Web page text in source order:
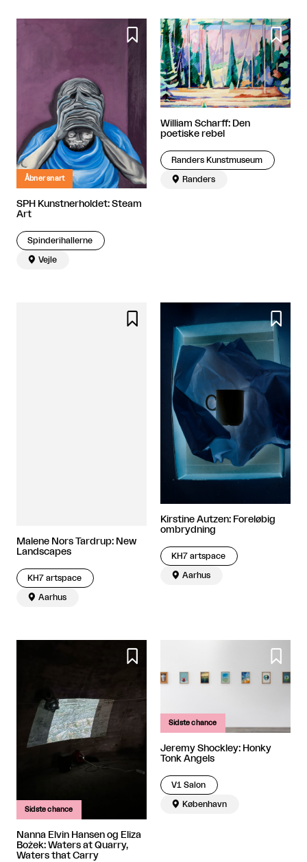

Åbner snart
SPH Kunstnerholdet: Steam
Art
Spinderihallerne
 Vejle

William Scharff: Den
poetiske rebel
Randers Kunstmuseum
 Randers

Malene Nors Tardrup: New
Landscapes
KH7 artspace
 Aarhus

Kirstine Autzen: Foreløbig
ombrydning
KH7 artspace
 Aarhus

Sidste chance
Nanna Elvin Hansen og Eliza
Bożek: Waters at Quarry,
Waters that Carry

Sidste chance
Jeremy Shockley: Honky
Tonk Angels
V1 Salon
 København